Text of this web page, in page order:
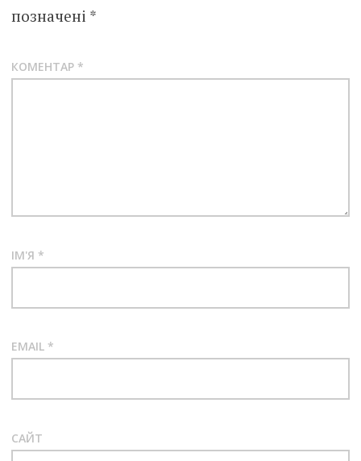
позначені *
КОМЕНТАР *
ІМ'Я *
EMAIL *
САЙТ